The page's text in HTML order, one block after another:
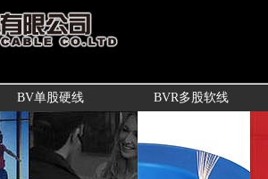
BV单股硬线 BVR多股软线